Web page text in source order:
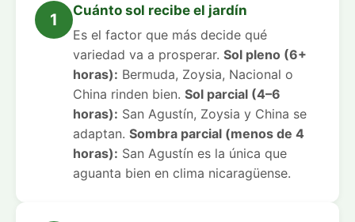
1
Cuánto sol recibe el jardín
Es el factor que más decide qué
variedad va a prosperar. Sol pleno (6+
horas): Bermuda, Zoysia, Nacional o
China rinden bien. Sol parcial (4–6
horas): San Agustín, Zoysia y China se
adaptan. Sombra parcial (menos de 4
horas): San Agustín es la única que
aguanta bien en clima nicaragüense.